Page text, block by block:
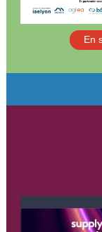
En